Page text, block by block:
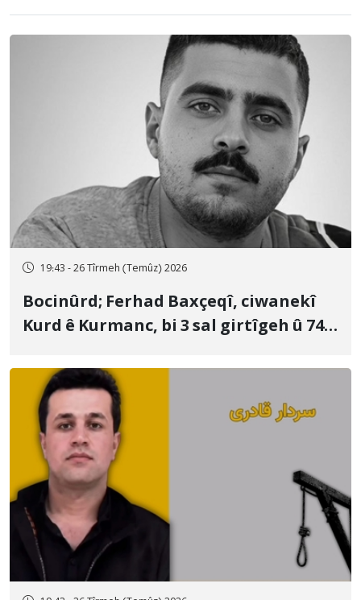
19:43 - 26 Tîrmeh (Temûz) 2026
Bocinûrd; Ferhad Baxçeqî, ciwanekî
Kurd ê Kurmanc, bi 3 sal girtîgeh û 74